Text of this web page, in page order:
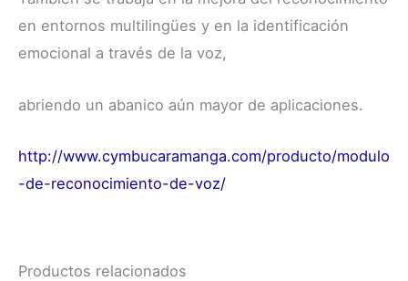
en entornos multilingües y en la identificación
emocional a través de la voz,
abriendo un abanico aún mayor de aplicaciones.
http://www.cymbucaramanga.com/producto/modulo
-de-reconocimiento-de-voz/
Productos relacionados